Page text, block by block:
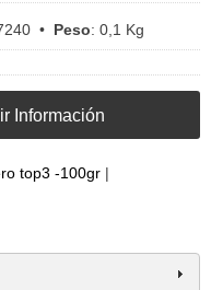
• Peso: 0,1 Kg
Información
top3 -100gr |